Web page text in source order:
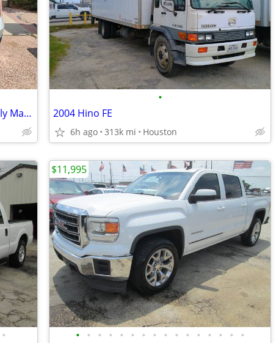
2011 GMC Sierra SLT 4WD * Meticulously Maintained * ONE OWNER*
•
2004 Hino FE
6h ago 313k mi Houston
• • • • • • • • • • • • • • • • •
$11,995